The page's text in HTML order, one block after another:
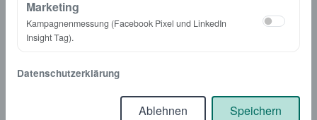
Marketing
Kampagnenmessung (Facebook Pixel und LinkedIn
Insight Tag).
Datenschutzerklärung
Ablehnen Speichern